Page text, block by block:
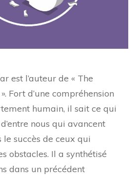
est l’auteur de « The
Fort d’une compréhension
humain, il sait ce qui
nous qui avancent
succès de ceux qui
obstacles. Il a synthétisé
dans un précédent